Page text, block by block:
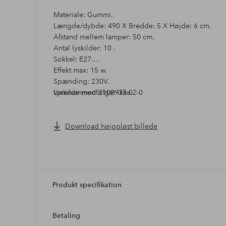
Materiale: Gummi.
Længde/dybde: 490 X Bredde: 5 X Højde: 6 cm.
Afstand mellem lamper: 50 cm.
Antal lyskilder: 10 .
Sokkel: E27.
Effekt max: 15 w.
Spænding: 230V.
Lyskilde medfølger ikke.
Varenummer: 2108933-02-0
Download højopløst billede
Produkt specifikation
Betaling